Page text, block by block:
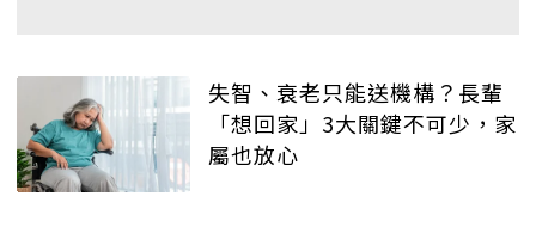
失智、衰老只能送機構？長輩
「想回家」3大關鍵不可少，家
屬也放心